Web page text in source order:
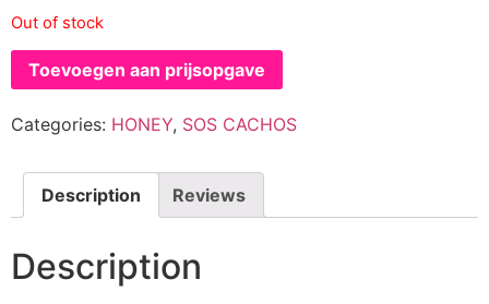
Out of stock
Toevoegen aan prijsopgave
Categories: HONEY, SOS CACHOS
Description Reviews
Description